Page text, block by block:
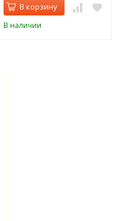
В корзину
В наличии